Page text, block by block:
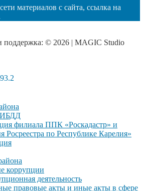
материалов с сайта, ссылка на
и поддержка: © 2026 | MAGIC Studio
филиала ППК «Роскадастр» и
Росреестра по Республике Карелия»
коррупции
деятельность
правовые акты и иные акты в сфере